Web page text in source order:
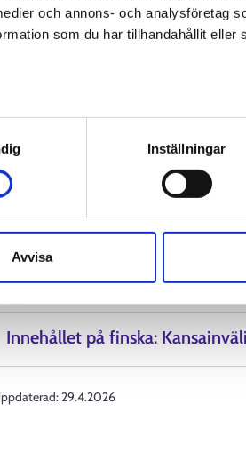
och annons- och analysföretag
som du har tillhandahållit
behandling av personuppgifter
Inställningar
Avvisa
Anarâškielâliih palvâlusah
Innehållet på finska:
29.4.2026